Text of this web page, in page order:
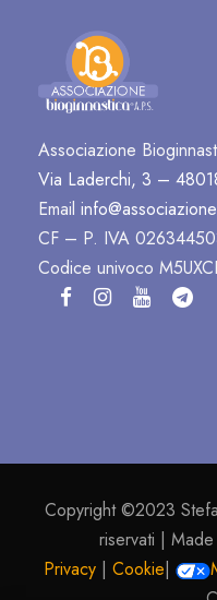
Associazione
Via Laderchi, 3 –
Email
CF – P. IVA
Codice univoco
Copyright ©2023
riservati |
Privacy | Cookie|